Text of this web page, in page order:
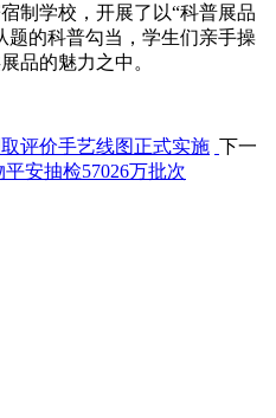
制学校，开展了以“科普展品
题的科普勾当，学生们亲手操
品的魅力之中。
评价手艺线图正式实施 下一
安抽检57026万批次